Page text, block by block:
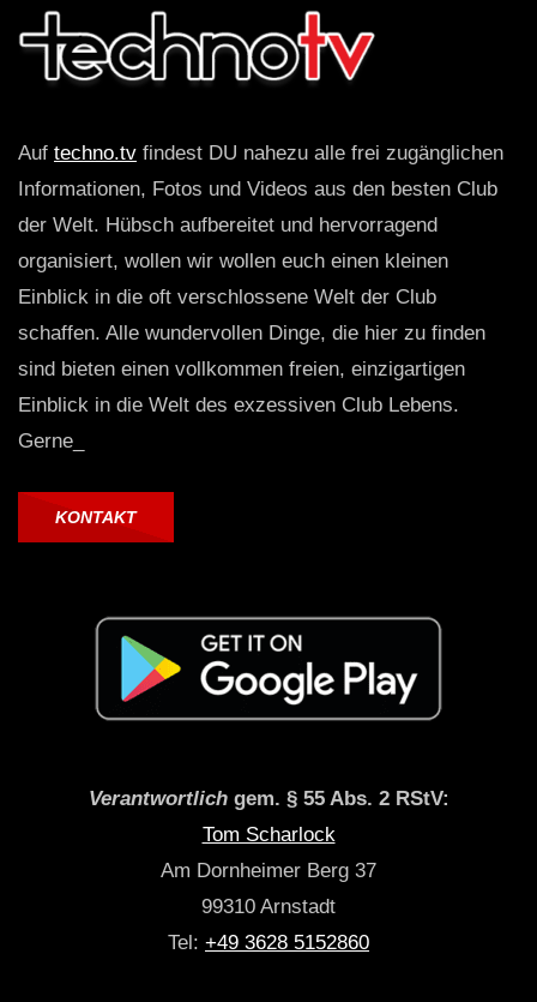
Auf techno.tv findest DU nahezu alle frei zugänglichen
Informationen, Fotos und Videos aus den besten Club
der Welt. Hübsch aufbereitet und hervorragend
organisiert, wollen wir wollen euch einen kleinen
Einblick in die oft verschlossene Welt der Club
schaffen. Alle wundervollen Dinge, die hier zu finden
sind bieten einen vollkommen freien, einzigartigen
Einblick in die Welt des exzessiven Club Lebens.
Gerne_
KONTAKT
Verantwortlichgem. § 55 Abs. 2 RStV:
Tom Scharlock
Am Dornheimer Berg 37
99310 Arnstadt
Tel: +49 3628 5152860